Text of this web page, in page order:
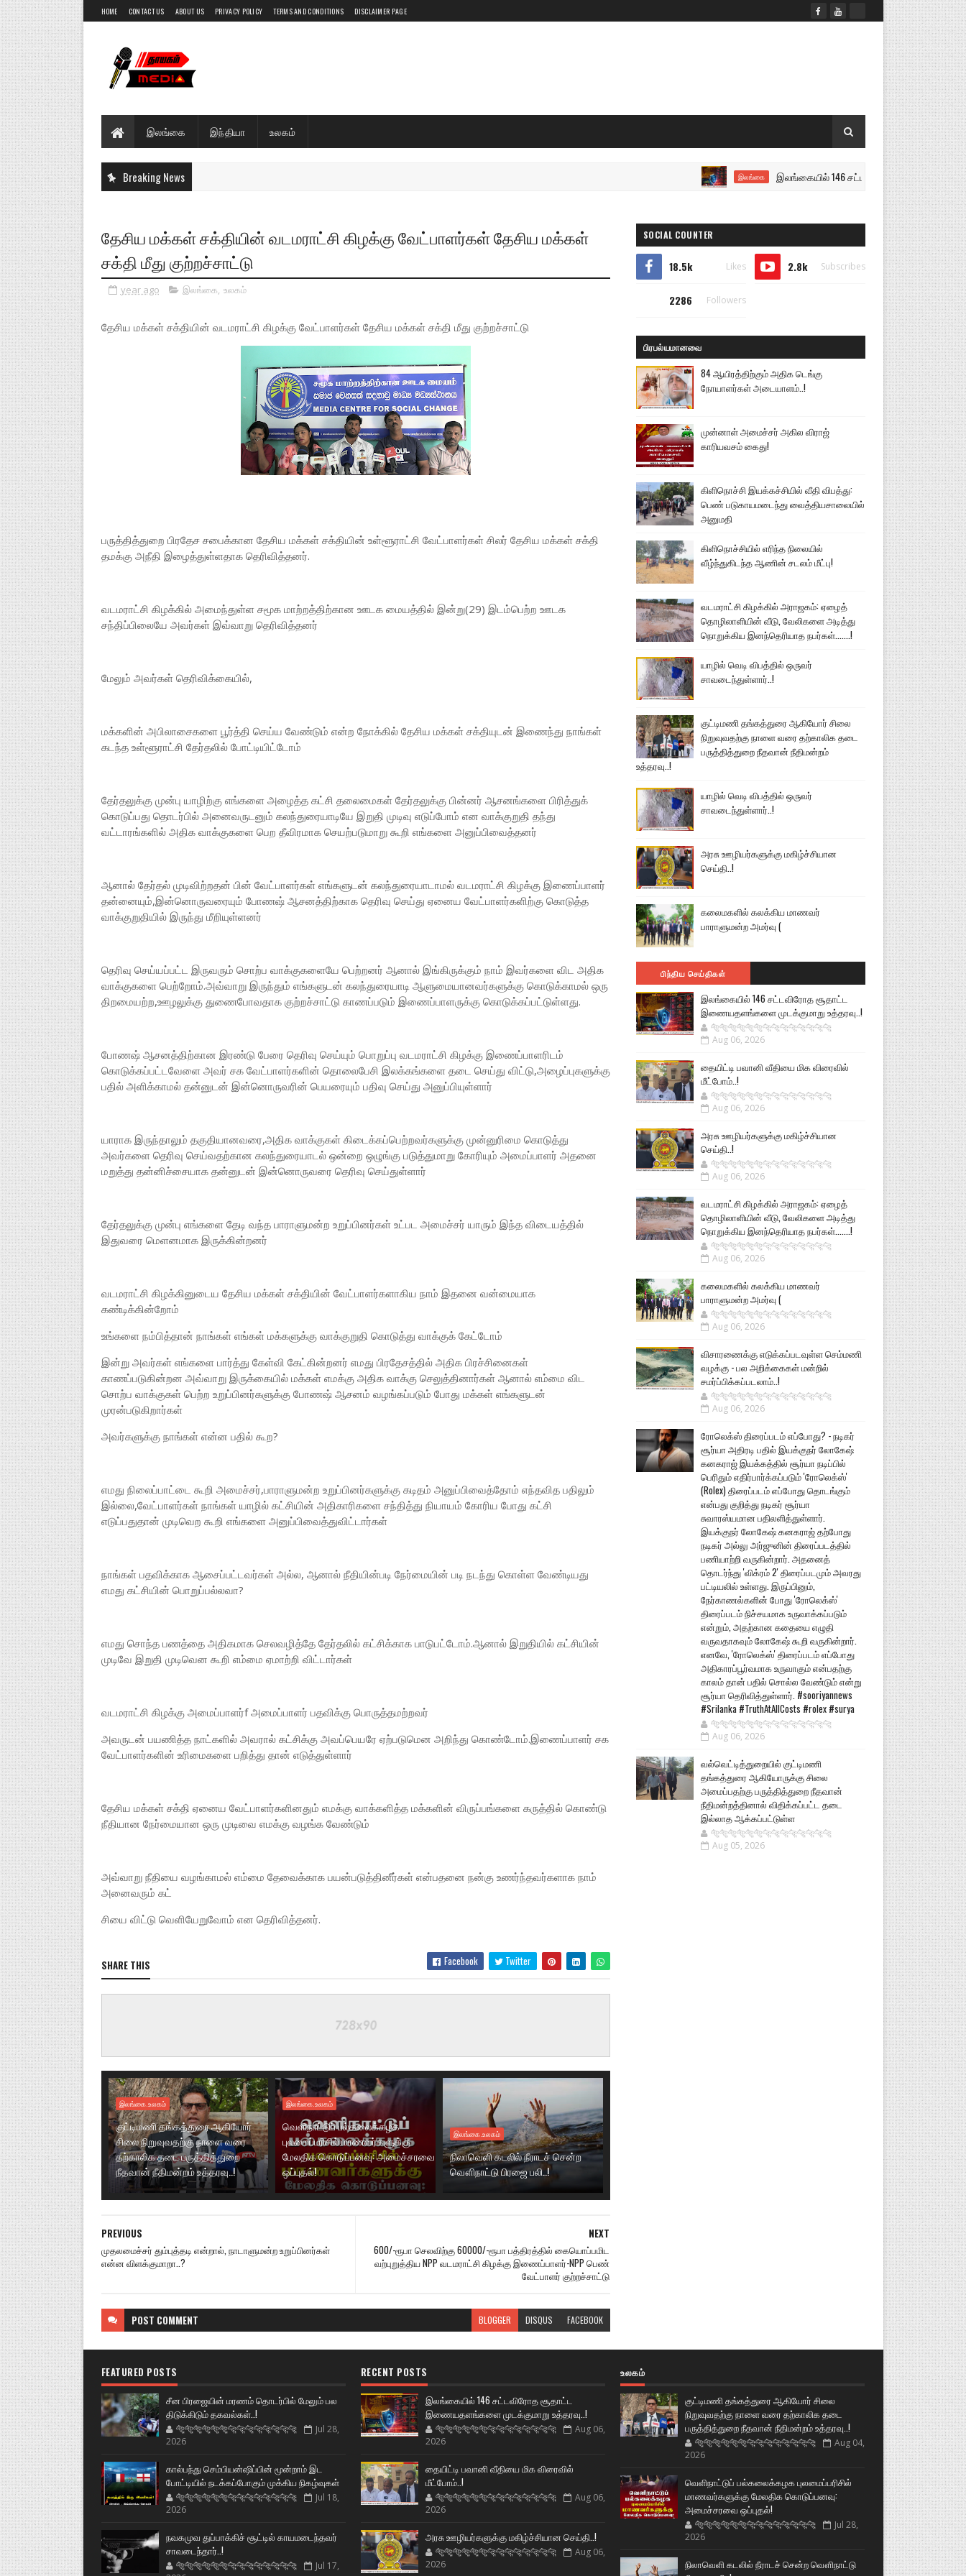
HOME CONTACT US ABOUT US PRIVACY POLICY TERMS AND CONDITIONS DISCLAIMER PAGE
இலங்கை இந்தியா உலகம்
Breaking News இலங்கை இலங்கையில் 146 சட்டவிரோத சூதாட்ட
தேசிய மக்கள் சக்தியின் வடமராட்சி கிழக்கு வேட்பாளர்கள் தேசிய மக்கள்
சக்தி மீது குற்றச்சாட்டு
year ago இலங்கை, உலகம்
தேசிய மக்கள் சக்தியின் வடமராட்சி கிழக்கு வேட்பாளர்கள் தேசிய மக்கள் சக்தி மீது குற்றச்சாட்டு
பருத்தித்துறை பிரதேச சபைக்கான தேசிய மக்கள் சக்தியின் உள்ளூராட்சி வேட்பாளர்கள் சிலர் தேசிய மக்கள் சக்தி
தமக்கு அநீதி இழைத்துள்ளதாக தெரிவித்தனர்.
வடமராட்சி கிழக்கில் அமைந்துள்ள சமூக மாற்றத்திற்கான ஊடக மையத்தில் இன்று(29) இடம்பெற்ற ஊடக
சந்திப்பிலையே அவர்கள் இவ்வாறு தெரிவித்தனர்
மேலும் அவர்கள் தெரிவிக்கையில்,
மக்களின் அபிலாசைகளை பூர்த்தி செய்ய வேண்டும் என்ற நோக்கில் தேசிய மக்கள் சக்தியுடன் இணைந்து நாங்கள்
கடந்த உள்ளூராட்சி தேர்தலில் போட்டியிட்டோம்
தேர்தலுக்கு முன்பு யாழிற்கு எங்களை அழைத்த கட்சி தலைமைகள் தேர்தலுக்கு பின்னர் ஆசனங்களை பிரித்துக்
கொடுப்பது தொடர்பில் அனைவருடனும் கலந்துரையாடியே இறுதி முடிவு எடுப்போம் என வாக்குறுதி தந்து
வட்டாரங்களில் அதிக வாக்குகளை பெற தீவிரமாக செயற்படுமாறு கூறி எங்களை அனுப்பிவைத்தனர்
ஆனால் தேர்தல் முடிவிற்றதன் பின் வேட்பாளர்கள் எங்களுடன் கலந்துரையாடாமல் வடமராட்சி கிழக்கு இணைப்பாளர்
தன்னையும்,இன்னொருவரையும் போணஷ் ஆசனத்திற்காக தெரிவு செய்து ஏனைய வேட்பாளர்களிற்கு கொடுத்த
வாக்குறுதியில் இருந்து மீறியுள்ளனர்
தெரிவு செய்யப்பட்ட இருவரும் சொற்ப வாக்குகளையே பெற்றனர் ஆனால் இங்கிருக்கும் நாம் இவர்களை விட அதிக
வாக்குகளை பெற்றோம்.அவ்வாறு இருந்தும் எங்களுடன் கலந்துரையாடி ஆளுமையானவர்களுக்கு கொடுக்காமல் ஒரு
திறமையற்ற,ஊழலுக்கு துணைபோவதாக குற்றச்சாட்டு காணப்படும் இணைப்பாளருக்கு கொடுக்கப்பட்டுள்ளது.
போணஷ் ஆசனத்திற்கான இரண்டு பேரை தெரிவு செய்யும் பொறுப்பு வடமராட்சி கிழக்கு இணைப்பாளரிடம்
கொடுக்கப்பட்டவேளை அவர் சக வேட்பாளர்களின் தொலைபேசி இலக்கங்களை தடை செய்து விட்டு,அழைப்புகளுக்கு
பதில் அளிக்காமல் தன்னுடன் இன்னொருவரின் பெயரையும் பதிவு செய்து அனுப்பியுள்ளார்
யாராக இருந்தாலும் தகுதியானவரை,அதிக வாக்குகள் கிடைக்கப்பெற்றவர்களுக்கு முன்னுரிமை கொடுத்து
அவர்களை தெரிவு செய்வதற்கான கலந்துரையாடல் ஒன்றை ஒழுங்கு படுத்துமாறு கோரியும் அமைப்பாளர் அதனை
மறுத்து தன்னிச்சையாக தன்னுடன் இன்னொருவரை தெரிவு செய்துள்ளார்
தேர்தலுக்கு முன்பு எங்களை தேடி வந்த பாராளுமன்ற உறுப்பினர்கள் உட்பட அமைச்சர் யாரும் இந்த விடையத்தில்
இதுவரை மெளனமாக இருக்கின்றனர்
வடமராட்சி கிழக்கினுடைய தேசிய மக்கள் சக்தியின் வேட்பாளர்களாகிய நாம் இதனை வன்மையாக
கண்டிக்கின்றோம்
உங்களை நம்பித்தான் நாங்கள் எங்கள் மக்களுக்கு வாக்குறுதி கொடுத்து வாக்குக் கேட்டோம்
இன்று அவர்கள் எங்களை பார்த்து கேள்வி கேட்கின்றனர் எமது பிரதேசத்தில் அதிக பிரச்சினைகள்
காணப்படுகின்றன அவ்வாறு இருக்கையில் மக்கள் எமக்கு அதிக வாக்கு செலுத்தினார்கள் ஆனால் எம்மை விட
சொற்ப வாக்குகள் பெற்ற உறுப்பினர்களுக்கு போணஷ் ஆசனம் வழங்கப்படும் போது மக்கள் எங்களுடன்
முரன்படுகிறார்கள்
அவர்களுக்கு நாங்கள் என்ன பதில் கூற?
எமது நிலைப்பாட்டை கூறி அமைச்சர்,பாராளுமன்ற உறுப்பினர்களுக்கு கடிதம் அனுப்பிவைத்தோம் எந்தவித பதிலும்
இல்லை,வேட்பாளர்கள் நாங்கள் யாழில் கட்சியின் அதிகாரிகளை சந்தித்து நியாயம் கோரிய போது கட்சி
எடுப்பதுதான் முடிவெற கூறி எங்களை அனுப்பிவைத்துவிட்டார்கள்
நாங்கள் பதவிக்காக ஆசைப்பட்டவர்கள் அல்ல, ஆனால் நீதியின்படி நேர்மையின் படி நடந்து கொள்ள வேண்டியது
எமது கட்சியின் பொறுப்பல்லவா?
எமது சொந்த பணத்தை அதிகமாக செலவழித்தே தேர்தலில் கட்சிக்காக பாடுபட்டோம்.ஆனால் இறுதியில் கட்சியின்
முடிவே இறுதி முடிவென கூறி எம்மை ஏமாற்றி விட்டார்கள்
வடமராட்சி கிழக்கு அமைப்பாளர்f அமைப்பாளர் பதவிக்கு பொருத்தமற்றவர்
அவருடன் பயணித்த நாட்களில் அவரால் கட்சிக்கு அவப்பெயரே ஏற்படுமென அறிந்து கொண்டோம்.இணைப்பாளர் சக
வேட்பாளர்களின் உரிமைகளை பறித்து தான் எடுத்துள்ளார்
தேசிய மக்கள் சக்தி ஏனைய வேட்பாளர்களினதும் எமக்கு வாக்களித்த மக்களின் விருப்பங்களை கருத்தில் கொண்டு
நீதியான நேர்மையான ஒரு முடிவை எமக்கு வழங்க வேண்டும்
அவ்வாறு நீதியை வழங்காமல் எம்மை தேவைக்காக பயன்படுத்தினீர்கள் என்பதனை நன்கு உணர்ந்தவர்களாக நாம்
அனைவரும் கட்
சியை விட்டு வெளியேறுவோம் என தெரிவித்தனர்.
SHARE THIS Facebook Twitter
இலங்கை.உலகம்
குட்டிமணி தங்கத்துரை ஆகியோர்
சிலை நிறுவுவதற்கு நாளை வரை
தற்காலிக தடை பருத்தித்துறை
நீதவான் நீதிமன்றம் உத்தரவு..!
இலங்கை.உலகம்
வெளிநாட்டுப் பல்கலைக்கழக
புலமைப்பரிசில் மாணவர்களுக்கு
மேலதிக கொடுப்பனவு: அமைச்சரவை
ஒப்புதல்!
இலங்கை.உலகம்
நிலாவெளி கடலில் நீராடச் சென்ற
வௌிநாட்டு பிரஜை பலி..!
NEXT
600/-ரூபா செலவிற்கு 60000/-ரூபா பத்திரத்தில் கையொப்பமிட
வற்புறுத்திய NPP வடமராட்சி கிழக்கு இணைப்பாளர்-NPP பெண்
வேட்பாளர் குற்றச்சாட்டு
PREVIOUS
முதலமைச்சர் தும்புத்தடி என்றால், நாடாளுமன்ற உறுப்பினர்கள்
என்ன விளக்குமாறா..?
POST COMMENT BLOGGER DISQUS FACEBOOK
SOCIAL COUNTER
18.5k Likes 2.8k Subscribes
2286 Followers
பிரபல்யமானவை
84 ஆயிரத்திற்கும் அதிக டெங்கு
நோயாளர்கள் அடையாளம்..!
முன்னாள் அமைச்சர் அகில விராஜ்
காரியவசம் கைது!
கிளிநொச்சி இயக்கச்சியில் வீதி விபத்து:
பெண் படுகாயமடைந்து வைத்தியசாலையில்
அனுமதி
கிளிநொச்சியில் எரிந்த நிலையில்
வீழ்ந்துகிடந்த ஆணின் சடலம் மீட்பு!
வடமராட்சி கிழக்கில் அராஜகம்: ஏழைத்
தொழிலாளியின் வீடு, வேலிகளை அடித்து
நொறுக்கிய இனந்தெரியாத நபர்கள்.......!
யாழில் வெடி விபத்தில் ஒருவர்
சாவடைந்துள்ளார்..!
குட்டிமணி தங்கத்துரை ஆகியோர் சிலை
நிறுவுவதற்கு நாளை வரை தற்காலிக தடை
பருத்தித்துறை நீதவான் நீதிமன்றம்
உத்தரவு..!
யாழில் வெடி விபத்தில் ஒருவர்
சாவடைந்துள்ளார்..!
அரசு ஊழியர்களுக்கு மகிழ்ச்சியான
செய்தி..!
கலைமகளில் கலக்கிய மாணவர்
பாராளுமன்ற அமர்வு (
பிந்திய செய்திகள்
இலங்கையில் 146 சட்டவிரோத சூதாட்ட
இணையதளங்களை முடக்குமாறு உத்தரவு..!
🐅🐅🐅🐅🐅🐅🐆🐆🐆🐆🐆🐆🐆🐆
Aug 06, 2026
தையிட்டி பவானி வீதியை மிக விரைவில்
மீட்போம்..!
🐅🐅🐅🐅🐅🐅🐆🐆🐆🐆🐆🐆🐆🐆
Aug 06, 2026
அரசு ஊழியர்களுக்கு மகிழ்ச்சியான
செய்தி..!
🐅🐅🐅🐅🐅🐅🐆🐆🐆🐆🐆🐆🐆🐆
Aug 06, 2026
வடமராட்சி கிழக்கில் அராஜகம்: ஏழைத்
தொழிலாளியின் வீடு, வேலிகளை அடித்து
நொறுக்கிய இனந்தெரியாத நபர்கள்.......!
🐅🐅🐅🐅🐅🐅🐆🐆🐆🐆🐆🐆🐆🐆
Aug 06, 2026
கலைமகளில் கலக்கிய மாணவர்
பாராளுமன்ற அமர்வு (
🐅🐅🐅🐅🐅🐅🐆🐆🐆🐆🐆🐆🐆🐆
Aug 06, 2026
விசாரணைக்கு எடுக்கப்படவுள்ள செம்மணி
வழக்கு - பல அறிக்கைகள் மன்றில்
சமர்ப்பிக்கப்படலாம்..!
🐅🐅🐅🐅🐅🐅🐆🐆🐆🐆🐆🐆🐆🐆
Aug 06, 2026
ரோலெக்ஸ் திரைப்படம் எப்போது? - நடிகர்
சூர்யா அதிரடி பதில் இயக்குநர் லோகேஷ்
கனகராஜ் இயக்கத்தில் சூர்யா நடிப்பில்
பெரிதும் எதிர்பார்க்கப்படும் 'ரோலெக்ஸ்'
(Rolex) திரைப்படம் எப்போது தொடங்கும்
என்பது குறித்து நடிகர் சூர்யா
சுவாரஸ்யமான பதிலளித்துள்ளார்.
இயக்குநர் லோகேஷ் கனகராஜ் தற்போது
நடிகர் அல்லு அர்ஜுனின் திரைப்படத்தில்
பணியாற்றி வருகின்றார். அதனைத்
தொடர்ந்து 'விக்ரம் 2' திரைப்படமும் அவரது
பட்டியலில் உள்ளது. இருப்பினும்,
நேர்காணல்களின் போது 'ரோலெக்ஸ்'
திரைப்படம் நிச்சயமாக உருவாக்கப்படும்
என்றும், அதற்கான கதையை எழுதி
வருவதாகவும் லோகேஷ் கூறி வருகின்றார்.
எனவே, 'ரோலெக்ஸ்' திரைப்படம் எப்போது
அதிகாரப்பூர்வமாக உருவாகும் என்பதற்கு
காலம் தான் பதில் சொல்ல வேண்டும் என்று
சூர்யா தெரிவித்துள்ளார். #sooriyannews
#Srilanka #TruthAtAllCosts #rolex #surya
🐅🐅🐅🐅🐅🐅🐆🐆🐆🐆🐆🐆🐆🐆
Aug 06, 2026
வல்வெட்டித்துறையில் குட்டிமணி
தங்கத்துரை ஆகியோருக்கு சிலை
அமைப்பதற்கு பருத்தித்துறை நீதவான்
நீதிமன்றத்தினால் விதிக்கப்பட்ட தடை
இல்லாத ஆக்கப்பட்டுள்ள
🐅🐅🐅🐅🐅🐅🐆🐆🐆🐆🐆🐆🐆🐆
Aug 05, 2026
FEATURED POSTS
சீன பிரஜையின் மரணம் தொடர்பில் மேலும் பல
திடுக்கிடும் தகவல்கள்..!
🐅🐅🐅🐅🐅🐅🐆🐆🐆🐆🐆🐆🐆🐆
Jul 28,
2026
கால்பந்து செம்பியன்ஷிப்பின் மூன்றாம் இட
போட்டியில் நடக்கப்போகும் முக்கிய நிகழ்வுகள்
🐅🐅🐅🐅🐅🐅🐆🐆🐆🐆🐆🐆🐆🐆
Jul 18,
2026
நவகமுவ துப்பாக்கிச் சூட்டில் காயமடைந்தவர்
சாவடைந்தார்..!
🐅🐅🐅🐅🐅🐅🐆🐆🐆🐆🐆🐆🐆🐆
Jul 17,
RECENT POSTS
இலங்கையில் 146 சட்டவிரோத சூதாட்ட
இணையதளங்களை முடக்குமாறு உத்தரவு..!
🐅🐅🐅🐅🐅🐅🐆🐆🐆🐆🐆🐆🐆🐆
Aug 06,
2026
தையிட்டி பவானி வீதியை மிக விரைவில்
மீட்போம்..!
🐅🐅🐅🐅🐅🐅🐆🐆🐆🐆🐆🐆🐆🐆
Aug 06,
2026
அரசு ஊழியர்களுக்கு மகிழ்ச்சியான செய்தி..!
🐅🐅🐅🐅🐅🐅🐆🐆🐆🐆🐆🐆🐆🐆
Aug 06,
2026
உலகம்
குட்டிமணி தங்கத்துரை ஆகியோர் சிலை
நிறுவுவதற்கு நாளை வரை தற்காலிக தடை
பருத்தித்துறை நீதவான் நீதிமன்றம் உத்தரவு..!
🐅🐅🐅🐅🐅🐅🐆🐆🐆🐆🐆🐆🐆🐆
Aug 04,
2026
வெளிநாட்டுப் பல்கலைக்கழக புலமைப்பரிசில்
மாணவர்களுக்கு மேலதிக கொடுப்பனவு:
அமைச்சரவை ஒப்புதல்!
🐅🐅🐅🐅🐅🐅🐆🐆🐆🐆🐆🐆🐆🐆
Jul 28,
2026
நிலாவெளி கடலில் நீராடச் சென்ற வௌிநாட்டு